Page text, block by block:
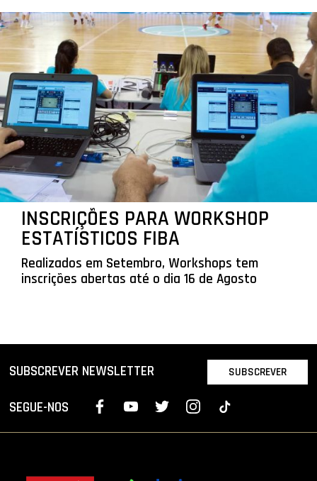
INSCRIÇÕES PARA WORKSHOP
ESTATÍSTICOS FIBA
Realizados em Setembro, Workshops tem
inscrições abertas até o dia 16 de Agosto
SUBSCREVER NEWSLETTER SUBSCREVER
SEGUE-NOS